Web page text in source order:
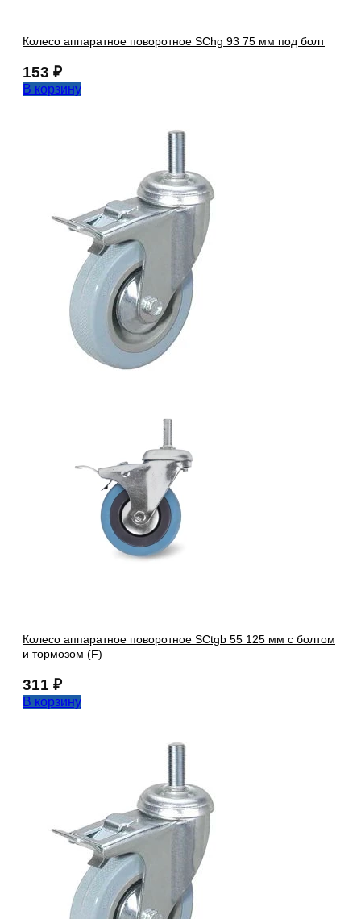
Колесо аппаратное поворотное SChg 93 75 мм под болт
153 ₽
В корзину
Колесо аппаратное поворотное SCtgb 55 125 мм с болтом
и тормозом (F)
311 ₽
В корзину